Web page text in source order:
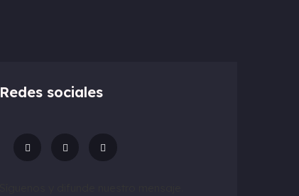
Redes sociales